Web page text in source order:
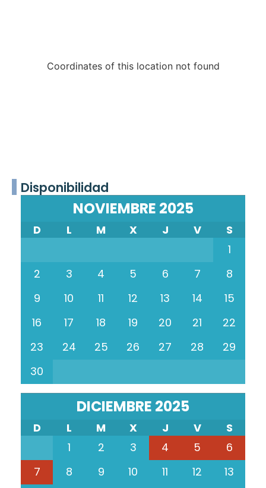
Coordinates of this location not found
Disponibilidad
NOVIEMBRE 2025
D L M X J V
S
1
2
3 4 5 6 7
8
9
10 11 12 13 14
15
16
17 18 19 20 21
22
23
24 25 26 27 28
29
30
DICIEMBRE 2025
D L M X J V
S
1
2 3 4 5
6
7
8 9 10 11 12
13